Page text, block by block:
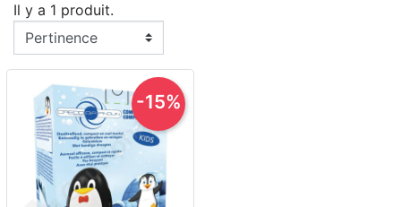
Il y a 1 produit.
-15%